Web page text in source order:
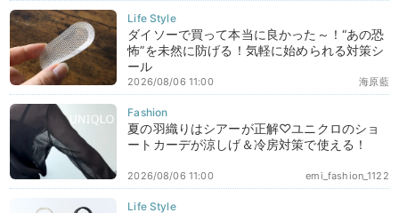
ダイソーで買って本当に良かった～！“あの恐
怖”を未然に防げる！気軽に始められる対策シ
ール
海原藍
2026/08/06 11:00
夏の羽織りはシアーが正解♡ユニクロのショ
ートカーデが涼しげ＆冷房対策で使える！
emi_fashion_1122
2026/08/06 11:00